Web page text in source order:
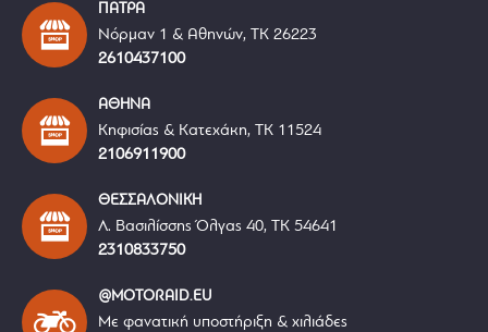
ΠΑΤΡΑ
Νόρμαν 1 & Αθηνών, ΤΚ 26223
2610437100
ΑΘΗΝΑ
Κηφισίας & Κατεχάκη, ΤΚ 11524
2106911900
ΘΕΣΣΑΛΟΝΙΚΗ
Λ. Βασιλίσσης Όλγας 40, ΤΚ 54641
2310833750
@MOTORAID.EU
Με φανατική υποστήριξη & χιλιάδες